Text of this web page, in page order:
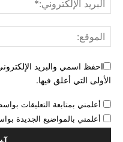
احفظ اسمي والبريد
الأولى التي أعلق فيها.
أعلمني بمتابعة التعليقات
أعلمني بالمواضيع الجديدة